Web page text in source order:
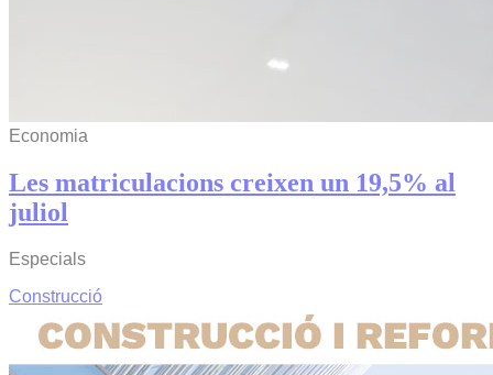
Economia
Les matriculacions creixen un 19,5% al
juliol
Especials
Construcció